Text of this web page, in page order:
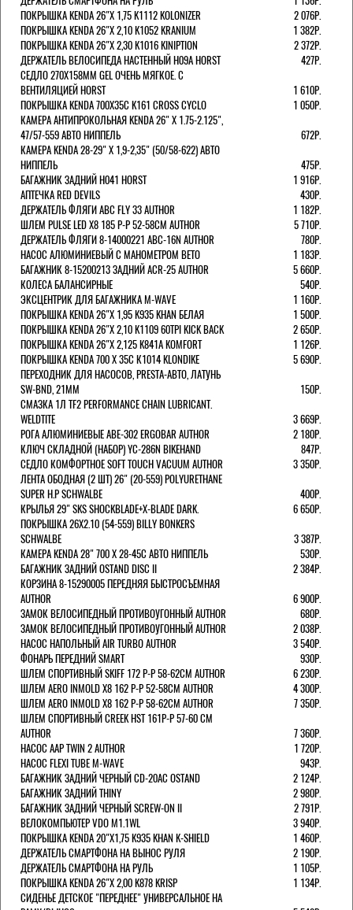
ПОКРЫШКА KENDA 26"Х 1,75 K1112 KOLONIZER
2 076Р.
ПОКРЫШКА KENDA 26"Х 2,10 K1052 KRANIUM
1 382Р.
ПОКРЫШКА KENDA 26"Х 2,30 K1016 KINIPTION
2 372Р.
ДЕРЖАТЕЛЬ ВЕЛОСИПЕДА НАСТЕННЫЙ H09A HORST
427Р.
СЕДЛО 270Х158ММ GEL ОЧЕНЬ МЯГКОЕ. С
ВЕНТИЛЯЦИЕЙ HORST
1 610Р.
ПОКРЫШКА KENDA 700Х35С K161 CROSS CYCLO
1 050Р.
КАМЕРА АНТИПРОКОЛЬНАЯ KENDA 26" Х 1.75-2.125",
47/57-559 АВТО НИППЕЛЬ
672Р.
КАМЕРА KENDA 28-29" Х 1,9-2,35" (50/58-622) АВТО
НИППЕЛЬ
475Р.
БАГАЖНИК ЗАДНИЙ H041 HORST
1 916Р.
АПТЕЧКА RED DEVILS
430Р.
ДЕРЖАТЕЛЬ ФЛЯГИ АВС FLY 33 AUTHOR
1 182Р.
ШЛЕМ PULSE LED X8 185 Р-Р 52-58СМ AUTHOR
5 710Р.
ДЕРЖАТЕЛЬ ФЛЯГИ 8-14000221 ABC-16N AUTHOR
780Р.
НАСОС АЛЮМИНИЕВЫЙ С МАНОМЕТРОМ BETO
1 183Р.
БАГАЖНИК 8-15200213 ЗАДНИЙ ACR-25 AUTHOR
5 660Р.
КОЛЕСА БАЛАНСИРНЫЕ
540Р.
ЭКСЦЕНТРИК ДЛЯ БАГАЖНИКА M-WAVE
1 160Р.
ПОКРЫШКА KENDA 26"Х 1,95 K935 KHAN БЕЛАЯ
1 500Р.
ПОКРЫШКА KENDA 26"Х 2,10 K1109 60TPI KICK BACK
2 650Р.
ПОКРЫШКА KENDA 26"Х 2,125 K841A KOMFORT
1 126Р.
ПОКРЫШКА KENDA 700 Х 35С К1014 KLONDIKE
5 690Р.
ПЕРЕХОДНИК ДЛЯ НАСОСОВ, PRESTA-АВТО, ЛАТУНЬ
SW-BND, 21ММ
150Р.
СМАЗКА 1Л TF2 PERFORMANCE CHAIN LUBRICANT.
WELDTITE
3 669Р.
РОГА АЛЮМИНИЕВЫЕ ABE-302 ERGOBAR AUTHOR
2 180Р.
КЛЮЧ СКЛАДНОЙ (НАБОР) YC-286N BIKEHAND
847Р.
СЕДЛО КОМФОРТНОЕ SOFT TOUCH VACUUM AUTHOR
3 350Р.
ЛЕНТА ОБОДНАЯ (2 ШТ) 26" (20-559) POLYURETHANE
SUPER H.P SCHWALBE
400Р.
КРЫЛЬЯ 29" SKS SHOCKBLADE+X-BLADE DARK.
6 650Р.
ПОКРЫШКА 26X2.10 (54-559) BILLY BONKERS
SCHWALBE
3 387Р.
КАМЕРА KENDA 28" 700 Х 28-45С АВТО НИППЕЛЬ
530Р.
БАГАЖНИК ЗАДНИЙ OSTAND DISC II
2 384Р.
КОРЗИНА 8-15290005 ПЕРЕДНЯЯ БЫСТРОСЪЕМНАЯ
AUTHOR
6 900Р.
ЗАМОК ВЕЛОСИПЕДНЫЙ ПРОТИВОУГОННЫЙ AUTHOR
680Р.
ЗАМОК ВЕЛОСИПЕДНЫЙ ПРОТИВОУГОННЫЙ AUTHOR
2 038Р.
НАСОС НАПОЛЬНЫЙ AIR TURBO AUTHOR
3 540Р.
ФОНАРЬ ПЕРЕДНИЙ SMART
930Р.
ШЛЕМ СПОРТИВНЫЙ SKIFF 172 Р-Р 58-62СМ AUTHOR
6 230Р.
ШЛЕМ AERO INMOLD X8 162 Р-Р 52-58СМ AUTHOR
4 300Р.
ШЛЕМ AERO INMOLD X8 162 Р-Р 58-62СМ AUTHOR
7 350Р.
ШЛЕМ СПОРТИВНЫЙ CREEK HST 161Р-Р 57-60 СМ
AUTHOR
7 360Р.
НАСОС AAP TWIN 2 AUTHOR
1 720Р.
НАСОС FLEXI TUBE M-WAVE
943Р.
БАГАЖНИК ЗАДНИЙ ЧЕРНЫЙ СD-20AC OSTAND
2 124Р.
БАГАЖНИК ЗАДНИЙ THINY
2 980Р.
БАГАЖНИК ЗАДНИЙ ЧЕРНЫЙ SCREW-ON II
2 791Р.
ВЕЛОКОМПЬЮТЕР VDO M1.1WL
3 940Р.
ПОКРЫШКА KENDA 20"Х1,75 K935 KHAN K-SHIELD
1 460Р.
ДЕРЖАТЕЛЬ СМАРТФОНА НА ВЫНОС РУЛЯ
2 190Р.
ДЕРЖАТЕЛЬ СМАРТФОНА НА РУЛЬ
1 105Р.
ПОКРЫШКА KENDA 26"Х 2,00 K878 KRISP
1 134Р.
СИДЕНЬЕ ДЕТСКОЕ "ПЕРЕДНЕЕ" УНИВЕРСАЛЬНОЕ НА